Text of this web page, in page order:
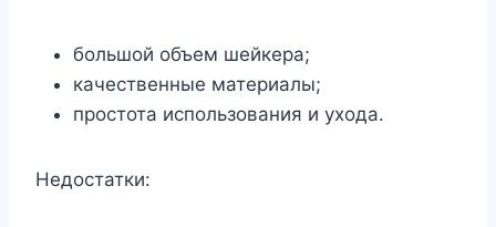
большой объем шейкера;
качественные материалы;
простота использования и ухода.
Недостатки: